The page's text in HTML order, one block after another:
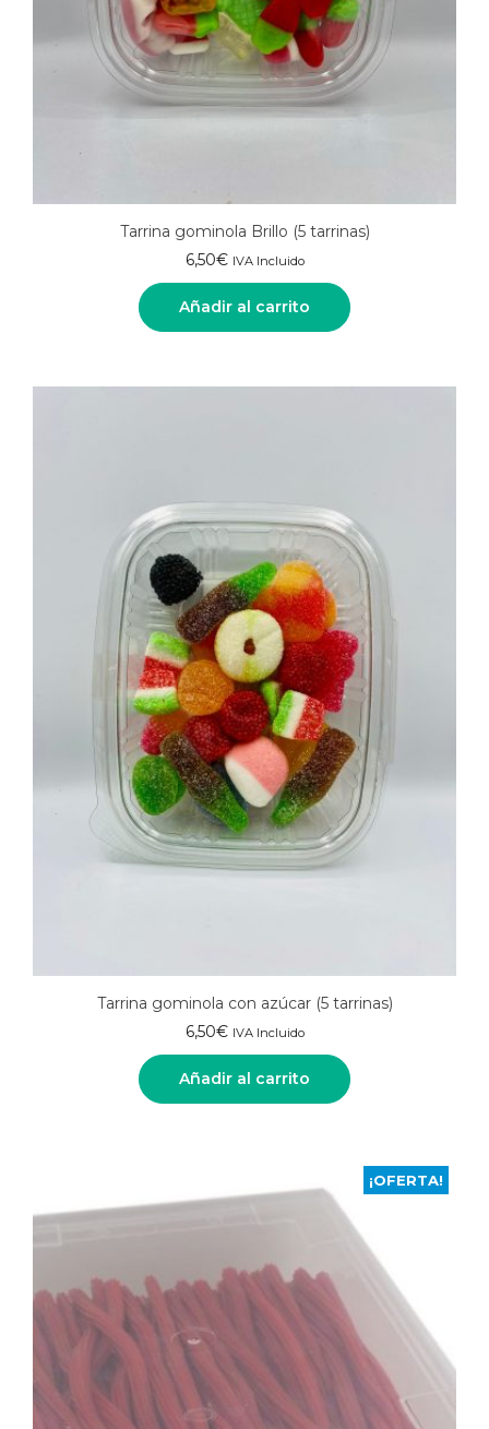
Tarrina gominola Brillo (5 tarrinas)
6,50€ IVA Incluido
Añadir al carrito
Tarrina gominola con azúcar (5 tarrinas)
6,50€ IVA Incluido
Añadir al carrito
¡OFERTA!